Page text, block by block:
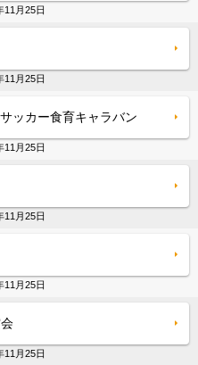
11月25日
11月25日
ッカー⾷育キャラバン
11月25日
11月25日
11月25日
11月25日